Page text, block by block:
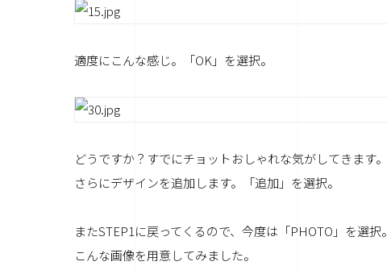
適度にこんな感じ。「OK」を選択。
どうですか？すでにチョットおしゃれな気がしてきます。
さらにデザインを追加します。「追加」を選択。
またSTEP1に戻ってくるので、今度は「PHOTO」を選択。
こんな画像を用意してみました。